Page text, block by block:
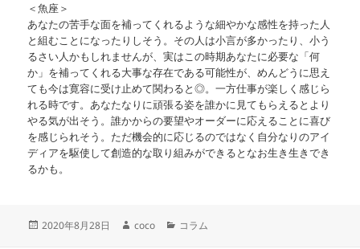
＜魚座＞
あなたの苦手な面を補ってくれるような細やかな感性を持った人
と組むことになったりしそう。その人は小言が多かったり、小う
るさい人かもしれませんが、実はこの時期あなたに必要な「何
か」を補ってくれる大事な存在である可能性が、めんどうに思え
ても今は寛容に受け止めて関わると◎。一方仕事が楽しく感じら
れる時です。あなたなりに頑張る姿を誰かに見てもらえるとより
やる気が出そう。誰かからの要望やオーダーに応えることに喜び
を感じられそう。ただ機会的に応じるのではなく自分なりのアイ
ディアを駆使して創造的な取り組みができるとなお生き生きでき
るかも。
投
2020年8月28日
作
coco
カ
コラム